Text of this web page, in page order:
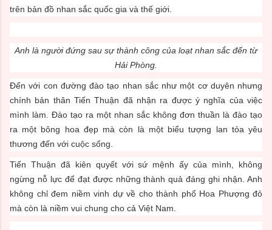
trên bản đồ nhan sắc quốc gia và thế giới.
Anh là người đứng sau sự thành công của loạt nhan sắc đến từ
Hải Phòng.
Đến với con đường đào tạo nhan sắc như một cơ duyên nhưng
chính bản thân Tiến Thuận đã nhận ra được ý nghĩa của việc
mình làm. Đào tạo ra một nhan sắc không đơn thuần là đào tạo
ra một bông hoa đẹp mà còn là một biểu tượng lan tỏa yêu
thương đến với cuộc sống.
Tiến Thuận đã kiên quyết với sứ mệnh ấy của mình, không
ngừng nỗ lực để đạt được những thành quả đáng ghi nhận. Anh
không chỉ đem niềm vinh dự về cho thành phố Hoa Phượng đỏ
mà còn là niềm vui chung cho cả Việt Nam.